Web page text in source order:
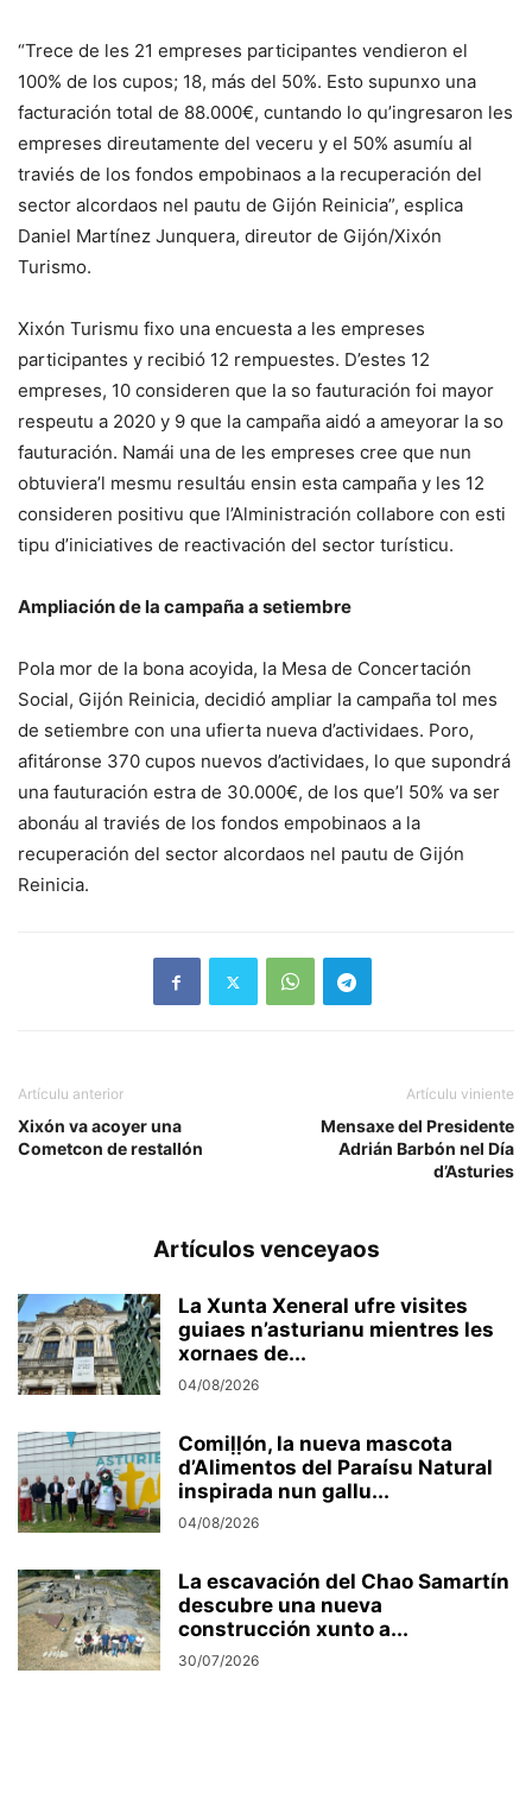
“Trece de les 21 empreses participantes vendieron el
100% de los cupos; 18, más del 50%. Esto supunxo una
facturación total de 88.000€, cuntando lo qu’ingresaron les
empreses direutamente del veceru y el 50% asumíu al
traviés de los fondos empobinaos a la recuperación del
sector alcordaos nel pautu de Gijón Reinicia”, esplica
Daniel Martínez Junquera, direutor de Gijón/Xixón
Turismo.
Xixón Turismu fixo una encuesta a les empreses
participantes y recibió 12 rempuestes. D’estes 12
empreses, 10 consideren que la so fauturación foi mayor
respeutu a 2020 y 9 que la campaña aidó a ameyorar la so
fauturación. Namái una de les empreses cree que nun
obtuviera’l mesmu resultáu ensin esta campaña y les 12
consideren positivu que l’Alministración collabore con esti
tipu d’iniciatives de reactivación del sector turísticu.
Ampliación de la campaña a setiembre
Pola mor de la bona acoyida, la Mesa de Concertación
Social, Gijón Reinicia, decidió ampliar la campaña tol mes
de setiembre con una ufierta nueva d’actividaes. Poro,
afitáronse 370 cupos nuevos d’actividaes, lo que supondrá
una fauturación estra de 30.000€, de los que’l 50% va ser
abonáu al traviés de los fondos empobinaos a la
recuperación del sector alcordaos nel pautu de Gijón
Reinicia.
Artículu anterior
Xixón va acoyer una
Cometcon de restallón
Artículu viniente
Mensaxe del Presidente
Adrián Barbón nel Día
d’Asturies
Artículos venceyaos
La Xunta Xeneral ufre visites
guiaes n’asturianu mientres les
xornaes de...
04/08/2026
Comiḷḷón, la nueva mascota
d’Alimentos del Paraísu Natural
inspirada nun gallu...
04/08/2026
La escavación del Chao Samartín
descubre una nueva
construcción xunto a...
30/07/2026